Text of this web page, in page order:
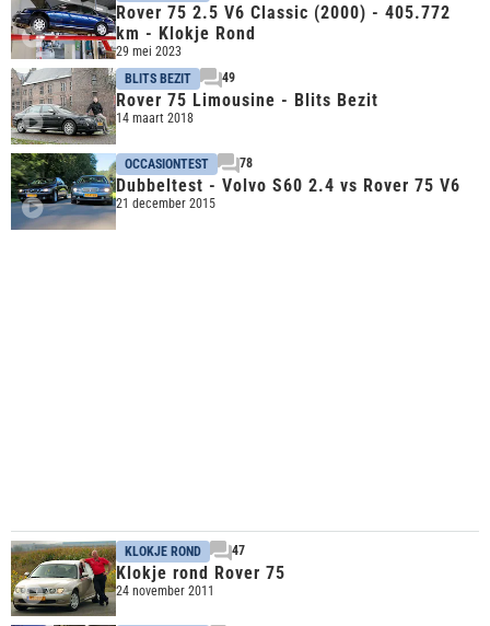
Rover 75 2.5 V6 Classic (2000) - 405.772
km - Klokje Rond
29 mei 2023
BLITS BEZIT
49
Rover 75 Limousine - Blits Bezit
14 maart 2018
OCCASIONTEST 78
Dubbeltest - Volvo S60 2.4 vs Rover 75 V6
21 december 2015
KLOKJE ROND 47
Klokje rond Rover 75
24 november 2011